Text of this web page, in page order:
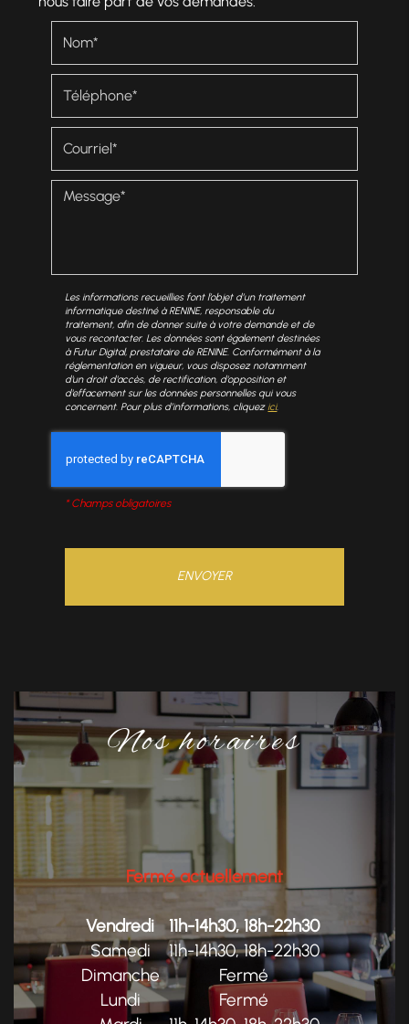
Les informations recueillies font l’objet d’un traitement
informatique destiné àRENINE, responsable du
traitement, afin de donner suite à votre demande et de
vous recontacter. Les données sont également destinées
à Futur Digital, prestataire de RENINE. Conformément à la
réglementation en vigueur, vous disposez notamment
d'un droit d'accès, de rectification, d'opposition et
d'effacement sur les données personnelles qui vous
concernent. Pour plus d’informations, cliquez ici.
*Champs obligatoires
Nos horaires
Fermé actuellement
Vendredi
11h-14h30, 18h-22h30
Samedi
11h-14h30, 18h-22h30
Dimanche
Fermé
Lundi
Fermé